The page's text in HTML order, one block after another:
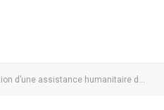
du Gouvernement Kenyan en faveur des sinistrés de l’éruption du Nyiragongo